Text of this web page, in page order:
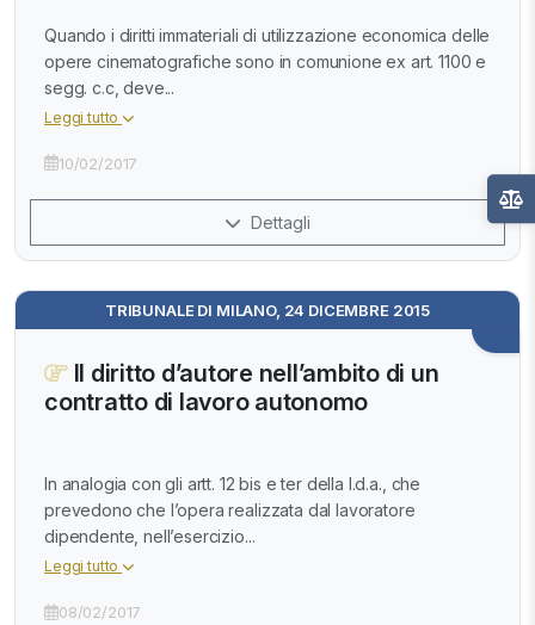
Quando i diritti immateriali di utilizzazione economica delle
opere cinematografiche sono in comunione ex art. 1100 e
segg. c.c, deve...
Leggi tutto
10/02/2017
Dettagli
TRIBUNALE DI MILANO, 24 DICEMBRE 2015
Il diritto d’autore nell’ambito di un
contratto di lavoro autonomo
In analogia con gli artt. 12 bis e ter della l.d.a., che
prevedono che l’opera realizzata dal lavoratore
dipendente, nell’esercizio...
Leggi tutto
08/02/2017